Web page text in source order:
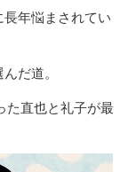
年悩まされてい
だ道。
た直也と礼子が最